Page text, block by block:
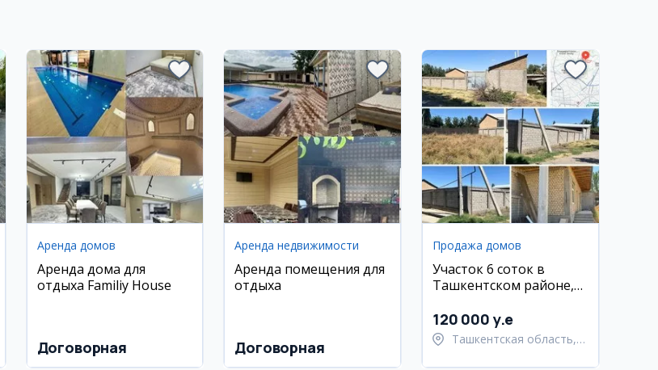
Аренда домов
Аренда дома для
отдыха Familiy House
Договорная
Аренда недвижимости
Аренда помещения для
отдыха
Договорная
Продажа домов
Участок 6 соток в
Ташкентском районе,
120 000 y.e
Ташкентская область,